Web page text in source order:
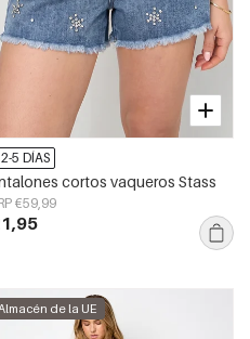
2-5 DÍAS
cortos vaqueros Stass
€59,99
de la UE